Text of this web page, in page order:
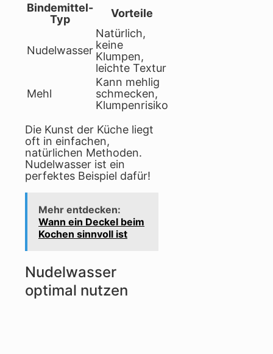
Bindemittel-
Typ
Vorteile
Nudelwasser
Natürlich,
keine
Klumpen,
leichte Textur
Mehl
Kann mehlig
schmecken,
Klumpenrisiko
Die Kunst der Küche liegt
oft in einfachen,
natürlichen Methoden.
Nudelwasser ist ein
perfektes Beispiel dafür!
Mehr entdecken:
Wann ein Deckel beim
Kochen sinnvoll ist
Nudelwasser
optimal nutzen